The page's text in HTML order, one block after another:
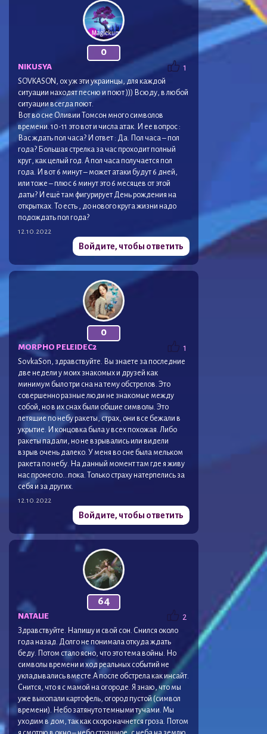
0
1
NIKUSYA
SOVKASON, ох уж эти украинцы, для каждой
ситуации находят песню и поют ))) Всюду, в любой
ситуации всегда поют.
Вот во сне Оливии Томсон много символов
времени. 10-11 это вот и числа атак. И ее вопрос :
Вас ждать пол часа? И ответ : Да. Пол часа – пол
года? Большая стрелка за час проходит полный
круг, как целый год. А пол часа получается пол
года. И вот 6 минут – может атаки будут 6 дней,
или тоже – плюс 6 минут это 6 месяцев от этой
даты? И ещё там фигурирует День рождения на
открытках. То есть , до нового круга жизни надо
подождать пол года?
12.10.2022
Войдите, чтобы ответить
0
1
MORPHO PELEIDEC2
SovkaSon, здравствуйте. Вы знаете за последние
две недели у моих знакомых и друзей как
минимум было три сна на тему обстрелов. Это
совершенно разные люди не знакомые между
собой, но в их снах были общие символы. Это
летящие по небу ракеты, страх, они все бежали в
укрытие. И концовка была у всех похожая. Либо
ракеты падали, но не взрывались или видели
взрыв очень далеко. У меня во сне была мельком
ракета по небу. На данный момент там где я живу
нас пронесло…пока. Только страху натерпелись за
себя и за других.
12.10.2022
Войдите, чтобы ответить
64
2
NATALIE
Здравствуйте. Напишу и свой сон. Снился около
года назад. Долго не понимала откуда ждать
беду. Потом стало ясно, что это тема войны. Но
символы времени и ход реальных событий не
укладывались вместе.А после обстрела как инсайт.
Снится, что я с мамой на огороде. Я знаю, что мы
уже выкопали картофель, огород пустой (символ
времени). Небо затянуто темными тучами. Мы
уходим в дом, так как скоро начнется гроза. Потом